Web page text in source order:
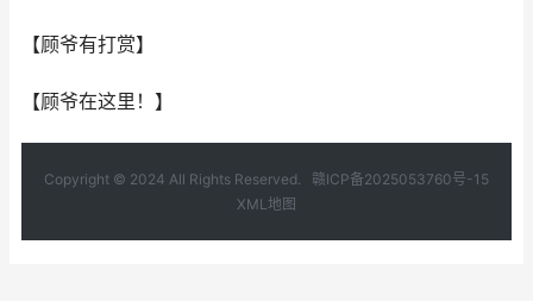
【顾爷有打赏】
【顾爷在这里！】
Copyright © 2024 All Rights Reserved. 赣ICP备2025053760号-15
XML地图